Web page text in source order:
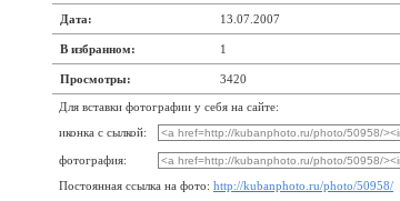
Дата: 13.07.2007
В избранном: 1
Просмотры: 3420
Для вставки фотографии у себя на сайте:
иконка с сылкой:
фотография:
Постоянная ссылка на фото: http://kubanphoto.ru/photo/50958/